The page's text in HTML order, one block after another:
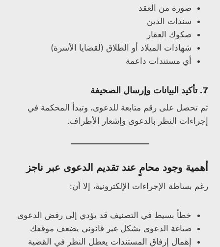
صورة من العقد
سندات الدين
صكوك العقار
شهادات الميلاد أو الطلاق (لقضايا الأسرة)
أي مستندات داعمة
7. تأكيد البيانات وإرسال الصحيفة
ثم تحصل على رقم متابعة للدعوى، وتبدأ المحكمة في
إجراءات النظر بالدعوى وإشعار الأطراف.
أهمية وجود محامٍ عند تقديم الدعوى عبر ناجز
رغم بساطة الإجراءات الإلكترونية، إلا أن:
خطأ بسيط في التصنيف قد يؤدي إلى رفض الدعوى
صياغة الدعوى بشكل غير قانوني يضعف موقفك
إهمال إرفاق المستندات يعطل النظر في القضية